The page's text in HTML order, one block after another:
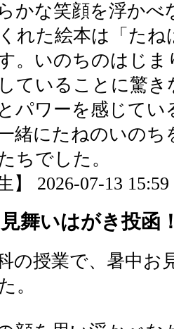
かな笑顔を浮かべ
れた絵本は「た
。いのちのはじ
ていることに驚
パワーを感じて
緒にたねのいのち
ちでした。
】 2026-07-13
舞いはがき投函
の授業で、暑中お
。